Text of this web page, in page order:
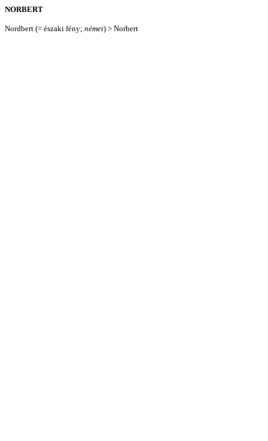
NORBERT
Nordbert (= északi fény; német) > Norbert